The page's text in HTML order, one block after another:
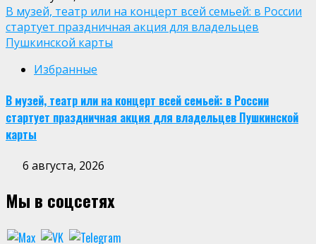
В музей, театр или на концерт всей семьей: в России
стартует праздничная акция для владельцев
Пушкинской карты
Избранные
В музей, театр или на концерт всей семьей: в России
стартует праздничная акция для владельцев Пушкинской
карты
6 августа, 2026
Мы в соцсетях